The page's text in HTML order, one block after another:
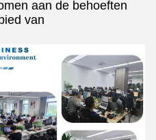
aan de behoeften
van